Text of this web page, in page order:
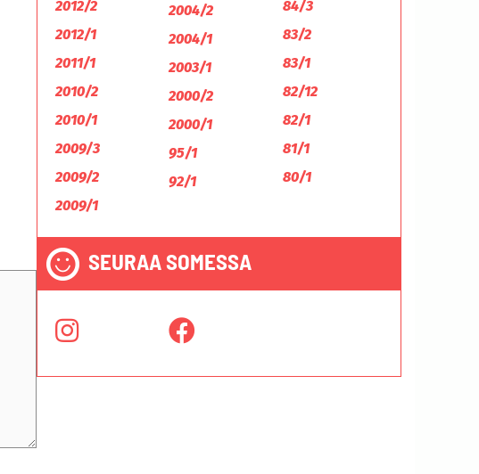
2012/2
2012/1
2011/1
2010/2
2010/1
2009/3
2009/2
2009/1
2004/2
2004/1
2003/1
2000/2
2000/1
95/1
92/1
84/3
83/2
83/1
82/12
82/1
81/1
80/1
SEURAA SOMESSA